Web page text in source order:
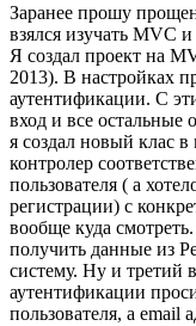
Заранее прошу
взялся изучать MVC
Я создал проект на
2013). В настройках
аутентификации. С
вход и все остальные
я создал новый клас
контролер
пользователя ( а
регистрации) с
вообще куда
получить данные из
систему. Ну и третий
аутентификации
пользователя, а email